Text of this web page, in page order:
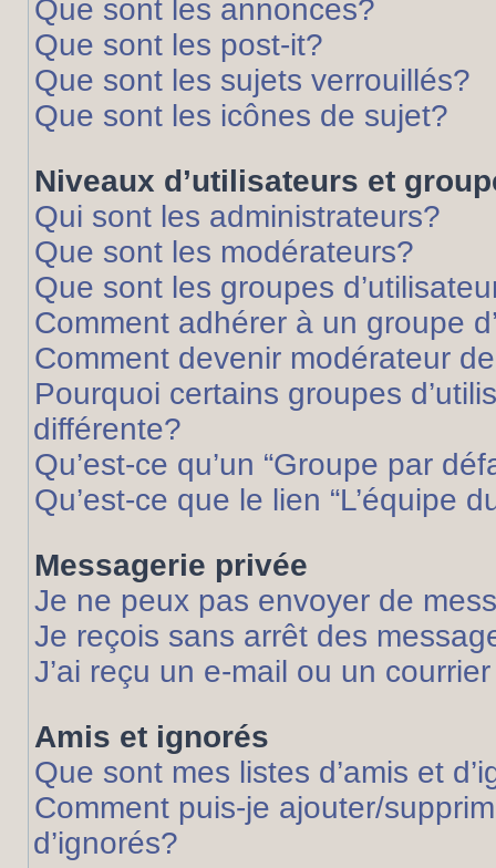
Que sont les annonces?
Que sont les post-it?
Que sont les sujets verrouillés?
Que sont les icônes de sujet?
Niveaux d’utilisateurs et
Qui sont les administrateurs?
Que sont les modérateurs?
Que sont les groupes
Comment adhérer à un groupe
Comment devenir modérateur
Pourquoi certains groupes
différente?
Qu’est-ce qu’un “Groupe par
Qu’est-ce que le lien “L’équipe
Messagerie privée
Je ne peux pas envoyer de
Je reçois sans arrêt des
J’ai reçu un e-mail ou un
Amis et ignorés
Que sont mes listes d’amis et
Comment puis-je ajouter/
d’ignorés?